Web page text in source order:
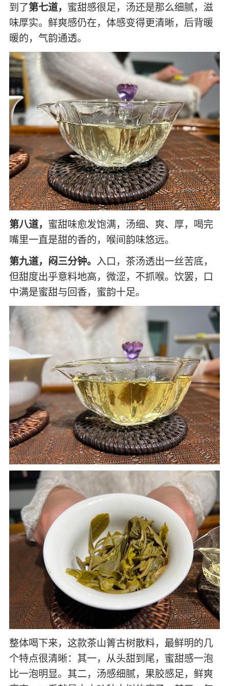
到了第七道， 蜜甜感很足，汤还是那么细腻，滋
味厚实。鲜爽感仍在，体感变得更清晰，后背暖
暖的，气韵通透。
第八道， 蜜甜味愈发饱满，汤细、爽、厚，喝完
嘴里一直是甜的香的，喉间韵味悠远。
第九道，闷三分钟。 入口，茶汤透出一丝苦底，
但甜度出乎意料地高，微涩，不抓喉。饮罢，口
中满是蜜甜与回香，蜜韵十足。
整体喝下来，这款茶山箐古树散料，最鲜明的几
个特点很清晰：其一，从头甜到尾，蜜甜感一泡
比一泡明显。其二，汤感细腻，果胶感足，鲜爽